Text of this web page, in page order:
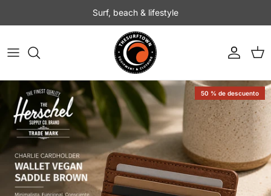
Surf, beach & lifestyle
Cuenta
50 % de descuento